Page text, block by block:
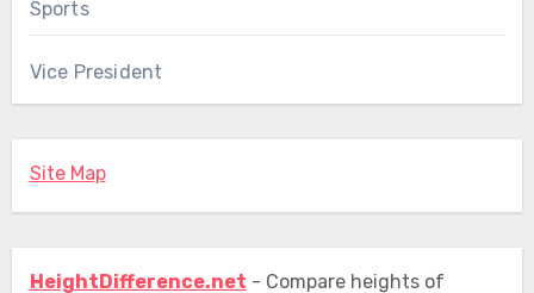
Sports
Vice President
Site Map
HeightDifference.net - Compare heights of